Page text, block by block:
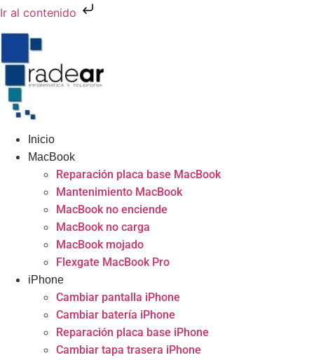
Ir al contenido
Inicio
MacBook
Reparación placa base MacBook
Mantenimiento MacBook
MacBook no enciende
MacBook no carga
MacBook mojado
Flexgate MacBook Pro
iPhone
Cambiar pantalla iPhone
Cambiar batería iPhone
Reparación placa base iPhone
Cambiar tapa trasera iPhone